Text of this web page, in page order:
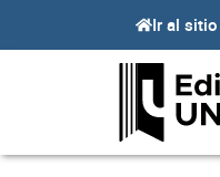
Ir al sitio